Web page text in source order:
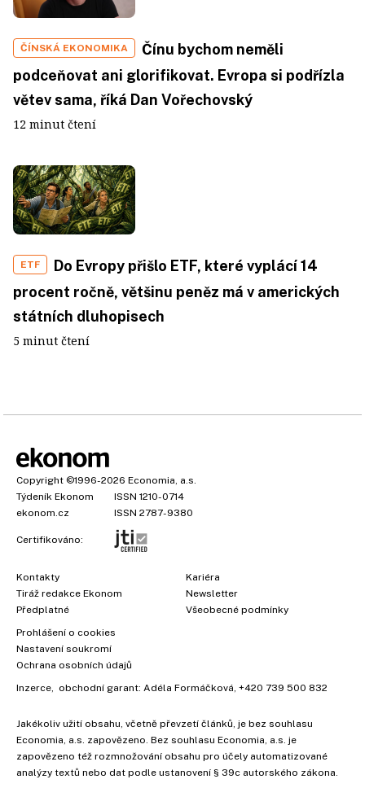
ČÍNSKÁ EKONOMIKA
Čínu bychom neměli
podceňovat ani glorifikovat. Evropa si podřízla
větev sama, říká Dan Vořechovský
12 minut čtení
ETF
Do Evropy přišlo ETF, které vyplácí 14
procent ročně, většinu peněz má v amerických
státních dluhopisech
5 minut čtení
Copyright ©1996-2026 Economia, a.s.
Týdeník Ekonom
ISSN 1210-0714
ekonom.cz
ISSN 2787-9380
Certifikováno:
Kontakty
Tiráž redakce Ekonom
Předplatné
Kariéra
Newsletter
Všeobecné podmínky
Prohlášení o cookies
Nastavení soukromí
Ochrana osobních údajů
Inzerce , obchodní garant: Adéla Formáčková +420 739 500 832
Jakékoliv užití obsahu, včetně převzetí článků, je bez souhlasu
Economia, a.s. zapovězeno. Bez souhlasu Economia, a.s. je
zapovězeno též rozmnožování obsahu pro účely automatizované
analýzy textů nebo dat podle ustanovení § 39c autorského zákona.